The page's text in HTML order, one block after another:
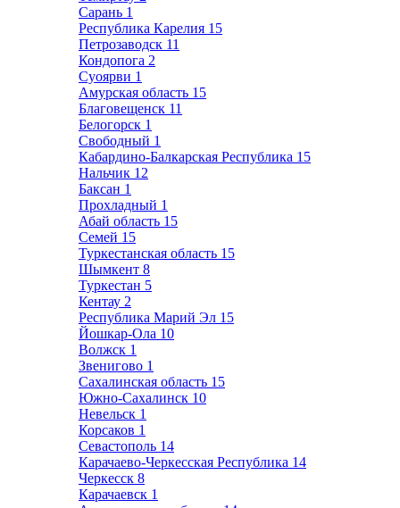
Сарань 1
Республика Карелия 15
Петрозаводск 11
Кондопога 2
Суоярви 1
Амурская область 15
Благовещенск 11
Белогорск 1
Свободный 1
Кабардино-Балкарская Республика 15
Нальчик 12
Баксан 1
Прохладный 1
Абай область 15
Семей 15
Туркестанская область 15
Шымкент 8
Туркестан 5
Кентау 2
Республика Марий Эл 15
Йошкар-Ола 10
Волжск 1
Звенигово 1
Сахалинская область 15
Южно-Сахалинск 10
Невельск 1
Корсаков 1
Севастополь 14
Карачаево-Черкесская Республика 14
Черкесск 8
Карачаевск 1